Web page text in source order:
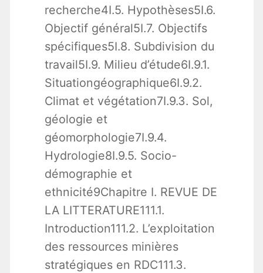
recherche4I.5. Hypothèses5I.6.
Objectif général5I.7. Objectifs
spécifiques5I.8. Subdivision du
travail5I.9. Milieu d’étude6I.9.1.
Situationgéographique6I.9.2.
Climat et végétation7I.9.3. Sol,
géologie et
géomorphologie7I.9.4.
Hydrologie8I.9.5. Socio-
démographie et
ethnicité9Chapitre I. REVUE DE
LA LITTERATURE111.1.
Introduction111.2. L’exploitation
des ressources minières
stratégiques en RDC111.3.